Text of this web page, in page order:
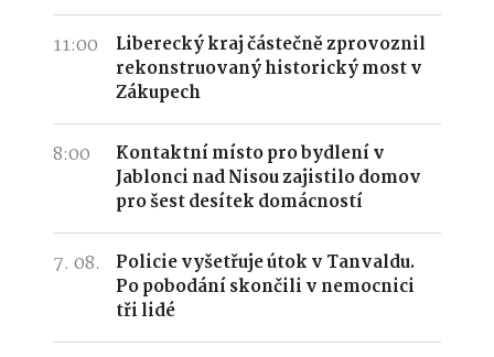
11:00
Liberecký kraj částečně zprovoznil
rekonstruovaný historický most v
Zákupech
8:00
Kontaktní místo pro bydlení v
Jablonci nad Nisou zajistilo domov
pro šest desítek domácností
7. 08.
Policie vyšetřuje útok v Tanvaldu.
Po pobodání skončili v nemocnici
tři lidé